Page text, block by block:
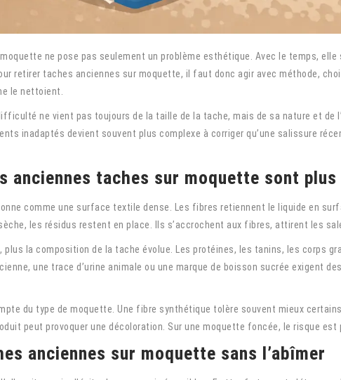
ne pose pas seulement un problème esthétique. Avec le temps,
retirer taches anciennes sur moquette, il faut donc agir avec méthode,
le nettoient.
ne vient pas toujours de la taille de la tache, mais de sa nature et de
inadaptés devient souvent plus complexe à corriger qu’une salissure
anciennes taches sur moquette sont
comme une surface textile dense. Les fibres retiennent le liquide en
les résidus restent en place. Ils s’accrochent aux fibres, attirent les
plus la composition de la tache évolue. Les protéines, les tanins, les corps
une trace d’urine animale ou une marque de boisson sucrée exigent
du type de moquette. Une fibre synthétique tolère souvent mieux
peut provoquer une décoloration. Sur une moquette foncée, le risque
anciennes sur moquette sans l’abîmer